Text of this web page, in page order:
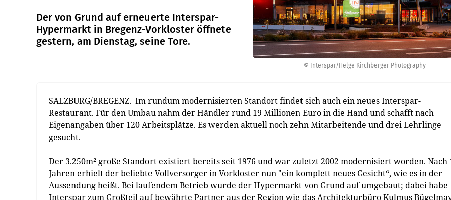
© Interspar/Helge Kirchberger Photography
Der von Grund auf erneuerte Interspar-
Hypermarkt in Bregenz-Vorkloster öffnete
gestern, am Dienstag, seine Tore.
SALZBURG/BREGENZ. Im rundum modernisierten Standort findet sich auch ein neues Interspar-
Restaurant. Für den Umbau nahm der Händler rund 19 Millionen Euro in die Hand und schafft nach
Eigenangaben über 120 Arbeitsplätze. Es werden aktuell noch zehn Mitarbeitende und drei Lehrlinge
gesucht.
Der 3.250m² große Standort existiert bereits seit 1976 und war zuletzt 2002 modernisiert worden. Nach
Jahren erhielt der beliebte Vollversorger in Vorkloster nun "ein komplett neues Gesicht“, wie es in der
Aussendung heißt. Bei laufendem Betrieb wurde der Hypermarkt von Grund auf umgebaut; dabei habe
Interspar zum Großteil auf bewährte Partner aus der Region wie das Architekturbüro Kulmus